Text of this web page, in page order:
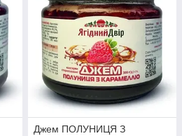
Джем ПОЛУНИЦЯ З